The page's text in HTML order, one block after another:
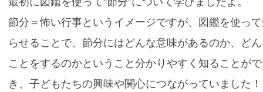
節分＝怖い行事というイメージですが、図鑑を使っ
らせることで、節分にはどんな意味があるのか、ど
ことをするのかということ分かりやすく知ることがで
き、子どもたちの興味や関心につながっていました！